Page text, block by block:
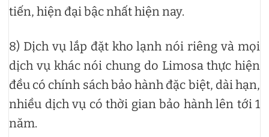
tiến, hiện đại bậc nhất hiện nay.
8) Dịch vụ lắp đặt kho lạnh nói riêng và mọi
dịch vụ khác nói chung do Limosa thực hiện
đều có chính sách bảo hành đặc biệt, dài hạn,
nhiều dịch vụ có thời gian bảo hành lên tới 1
năm.